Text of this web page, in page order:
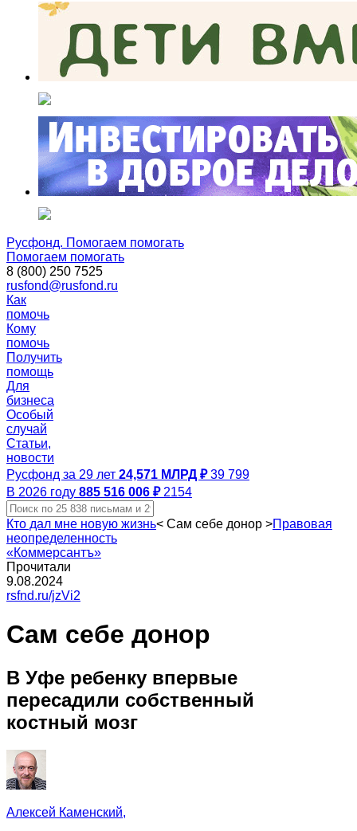
Русфонд. Помогаем помогать
Помогаем помогать
8 (800) 250 7525
rusfond@rusfond.ru
Как
помочь
Кому
помочь
Получить
помощь
Для
бизнеса
Особый
случай
Статьи,
новости
Русфонд за 29 лет 24,571 МЛРД ₽ 39 799
В 2026 году 885 516 006 ₽ 2154
Кто дал мне новую жизнь< Сам себе донор >Правовая
неопределенность
«Коммерсантъ»
Прочитали
9.08.2024
rsfnd.ru/jzVi2
Сам себе донор
В Уфе ребенку впервые
пересадили собственный
костный мозг
Алексей Каменский,